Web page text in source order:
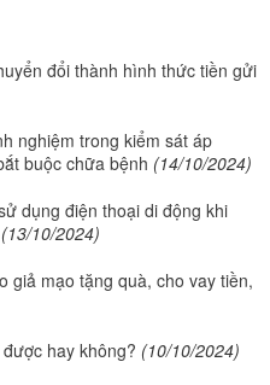
đổi thành hình thức tiền gửi
nghiệm trong kiểm sát áp
buộc chữa bệnh (14/10/2024)
dụng điện thoại di động khi
(13/10/2024)
giả mạo tặng quà, cho vay tiền,
hay không? (10/10/2024)